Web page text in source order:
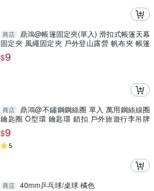
商店
鼎鴻@帳篷固定夾(單入) 滑扣式帳篷天幕
固定夾 風繩固定夾 戶外登山露營 帆布夾 帳篷
夾扣
$9
商店
鼎鴻@不鏽鋼鋼絲圈 單入 萬用鋼絲線圈
鑰匙圈 O型環 鑰匙環 鎖扣 戶外旅遊行李吊牌
扣環 DIY多用途
$9
5
商店 40mm乒乓球/桌球 橘色